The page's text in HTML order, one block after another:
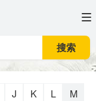
搜索
J K L
M